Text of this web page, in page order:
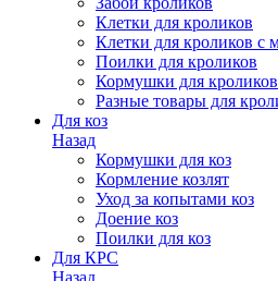
Клетки для кроликов
Клетки для кроликов с
Поилки для кроликов
Кормушки для кроликов
Разные товары для
Для коз
Назад
Кормушки для коз
Кормление козлят
Уход за копытами коз
Доение коз
Поилки для коз
Для КРС
Назад